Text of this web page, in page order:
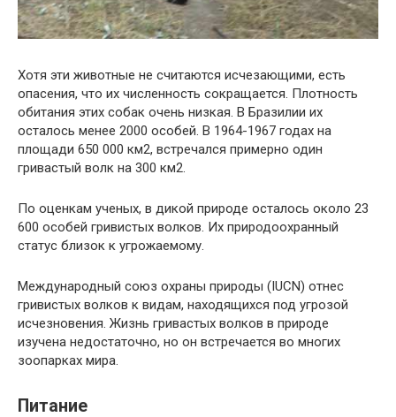
Хотя эти животные не считаются исчезающими, есть
опасения, что их численность сокращается. Плотность
обитания этих собак очень низкая. В Бразилии их
осталось менее 2000 особей. В 1964-1967 годах на
площади 650 000 км2, встречался примерно один
гривастый волк на 300 км2.
По оценкам ученых, в дикой природе осталось около 23
600 особей гривистых волков. Их природоохранный
статус близок к угрожаемому.
Международный союз охраны природы (IUCN) отнес
гривистых волков к видам, находящихся под угрозой
исчезновения. Жизнь гривастых волков в природе
изучена недостаточно, но он встречается во многих
зоопарках мира.
Питание